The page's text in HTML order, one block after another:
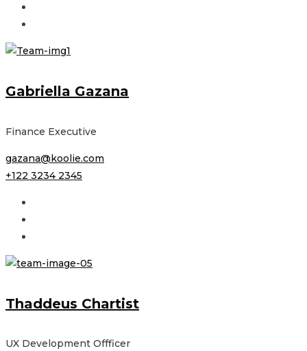
Gabriella Gazana
Finance Executive
gazana@koolie.com
+122 3234 2345
Thaddeus Chartist
UX Development Offficer